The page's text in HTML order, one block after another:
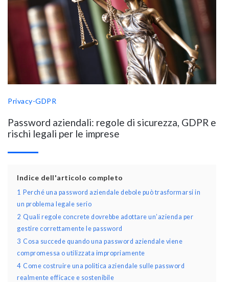
Privacy-GDPR
Password aziendali: regole di sicurezza, GDPR e
rischi legali per le imprese
Indice dell'articolo completo
1
Perché una password aziendale debole può trasformarsi in
un problema legale serio
2 Quali regole concrete dovrebbe adottare un’azienda per
gestire correttamente le password
3 Cosa succede quando una password aziendale viene
compromessa o utilizzata impropriamente
4 Come costruire una politica aziendale sulle password
realmente efficace e sostenibile